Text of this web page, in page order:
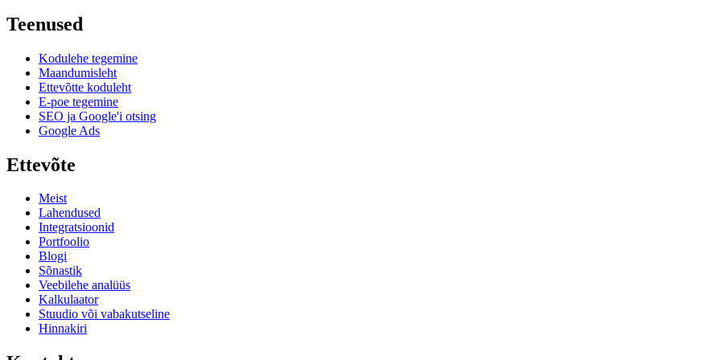
Teenused
Kodulehe tegemine
Maandumisleht
Ettevõtte koduleht
E-poe tegemine
SEO ja Google'i otsing
Google Ads
Ettevõte
Meist
Lahendused
Integratsioonid
Portfoolio
Blogi
Sõnastik
Veebilehe analüüs
Kalkulaator
Stuudio või vabakutseline
Hinnakiri